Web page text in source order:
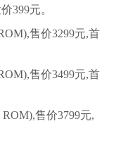
399元。
售价3299元,首
售价3499元,首
售价3799元,